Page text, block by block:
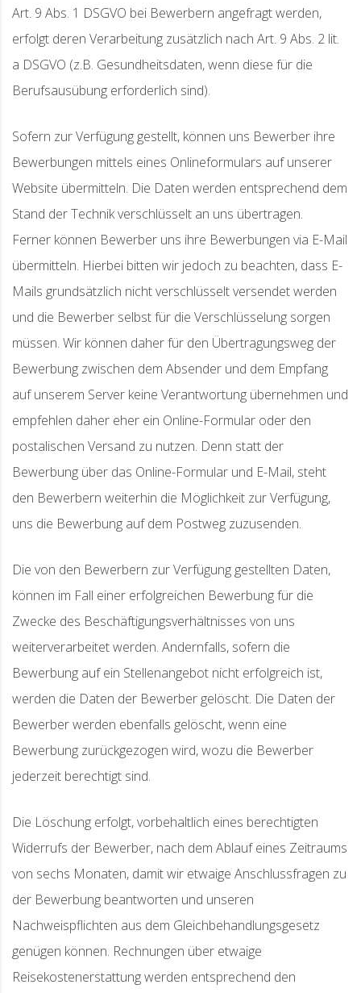
Art. 9 Abs. 1 DSGVO bei Bewerbern angefragt werden,
erfolgt deren Verarbeitung zusätzlich nach Art. 9 Abs. 2 lit.
a DSGVO (z.B. Gesundheitsdaten, wenn diese für die
Berufsausübung erforderlich sind).
Sofern zur Verfügung gestellt, können uns Bewerber ihre
Bewerbungen mittels eines Onlineformulars auf unserer
Website übermitteln. Die Daten werden entsprechend dem
Stand der Technik verschlüsselt an uns übertragen.
Ferner können Bewerber uns ihre Bewerbungen via E-Mail
übermitteln. Hierbei bitten wir jedoch zu beachten, dass E-
Mails grundsätzlich nicht verschlüsselt versendet werden
und die Bewerber selbst für die Verschlüsselung sorgen
müssen. Wir können daher für den Übertragungsweg der
Bewerbung zwischen dem Absender und dem Empfang
auf unserem Server keine Verantwortung übernehmen und
empfehlen daher eher ein Online-Formular oder den
postalischen Versand zu nutzen. Denn statt der
Bewerbung über das Online-Formular und E-Mail, steht
den Bewerbern weiterhin die Möglichkeit zur Verfügung,
uns die Bewerbung auf dem Postweg zuzusenden.
Die von den Bewerbern zur Verfügung gestellten Daten,
können im Fall einer erfolgreichen Bewerbung für die
Zwecke des Beschäftigungsverhältnisses von uns
weiterverarbeitet werden. Andernfalls, sofern die
Bewerbung auf ein Stellenangebot nicht erfolgreich ist,
werden die Daten der Bewerber gelöscht. Die Daten der
Bewerber werden ebenfalls gelöscht, wenn eine
Bewerbung zurückgezogen wird, wozu die Bewerber
jederzeit berechtigt sind.
Die Löschung erfolgt, vorbehaltlich eines berechtigten
Widerrufs der Bewerber, nach dem Ablauf eines Zeitraums
von sechs Monaten, damit wir etwaige Anschlussfragen zu
der Bewerbung beantworten und unseren
Nachweispflichten aus dem Gleichbehandlungsgesetz
genügen können. Rechnungen über etwaige
Reisekostenerstattung werden entsprechend den